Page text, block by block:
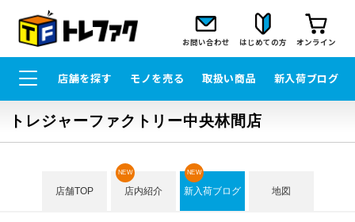
お問い合わせ はじめての方 オンライン
店舗を探す モノを売る 取扱い商品 新入荷ブログ
トレジャーファクトリー中央林間店
店舗TOP 店内紹介
NEW
新入荷ブログ
NEW
地図